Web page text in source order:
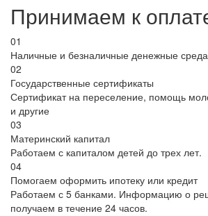
Принимаем к
01
Наличные и безналичные денежные
02
Государственные сертификаты
Сертификат на переселение, помощь
и другие
03
Материнский капитал
Работаем с капиталом детей до трех лет.
04
Помогаем оформить ипотеку или кредит
Работаем с 5 банками. Информацию о
получаем в течение 24 часов.